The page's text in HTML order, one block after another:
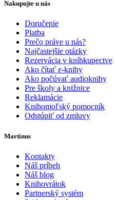
Nakupujte u nás
Doručenie
Platba
Prečo práve u nás?
Najčastejšie otázky
Rezervácia v kníhkupectve
Ako čítať e-knihy
Ako počúvať audioknihy
Pre školy a knižnice
Reklamácie
Knihomoľský pomocník
Odstúpiť od zmluvy
Martinus
Kontakty
Náš príbeh
Náš blog
Knihovrátok
Partnerský systém